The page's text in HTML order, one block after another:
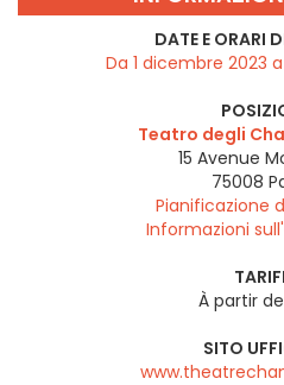
DATE E ORARI
Da 1 dicembre 2023
Teatro degli
15 Avenue
75008
Pianificazione
Informazioni
À partir
SITO